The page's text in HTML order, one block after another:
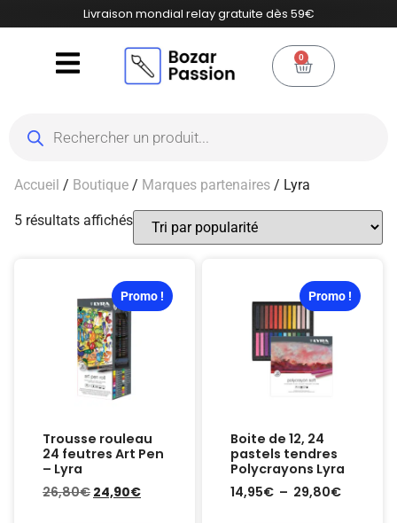
Livraison mondial relay gratuite dès 59€
0
Accueil / Boutique / Marques partenaires / Lyra
5 résultats affichés
Promo !
Trousse rouleau
24 feutres Art Pen
– Lyra
26,80€ 24,90€
Promo !
Boite de 12, 24
pastels tendres
Polycrayons Lyra
14,95€ – 29,80€